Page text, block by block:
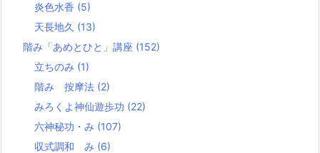
炎色水香 (5)
天長地久 (13)
階み「あめとひと」講座 (152)
立ちのみ (1)
階み 按摩法 (2)
みろくよ神仙遊歩功 (22)
六神秘功・み (107)
収式調和 み (6)